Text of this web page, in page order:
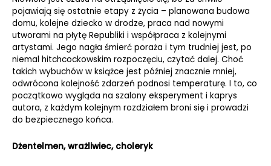
pojawiają się ostatnie etapy z życia – planowana budowa
domu, kolejne dziecko w drodze, praca nad nowymi
utworami na płytę Republiki i współpraca z kolejnymi
artystami. Jego nagła śmierć poraża i tym trudniej jest, po
niemal hitchcockowskim rozpoczęciu, czytać dalej. Choć
takich wybuchów w książce jest później znacznie mniej,
odwrócona kolejność zdarzeń podnosi temperaturę. I to, co
początkowo wygląda na szalony eksperyment i kaprys
autora, z każdym kolejnym rozdziałem broni się i prowadzi
do bezpiecznego końca.
Dżentelmen, wrażliwiec, choleryk